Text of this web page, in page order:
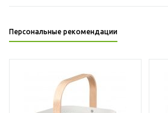
Персональные рекомендации